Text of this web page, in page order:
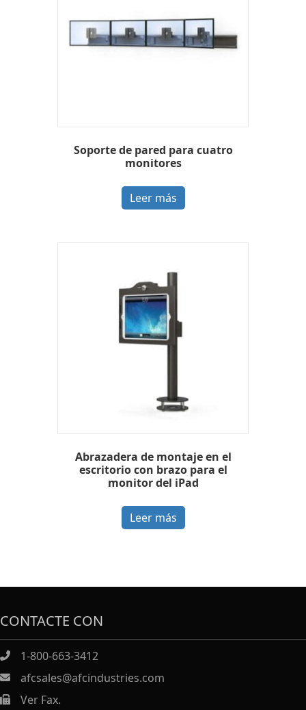
Soporte de pared para cuatro
monitores
Leer más
Abrazadera de montaje en el
escritorio con brazo para el
monitor del iPad
Leer más
CONTACTE CON
1-800-663-3412
afcsales@afcindustries.com
https://afcindustries.com/contact/#:~:text=Fax
Ver Fax.